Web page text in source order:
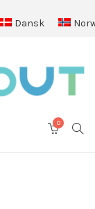
Dansk
0